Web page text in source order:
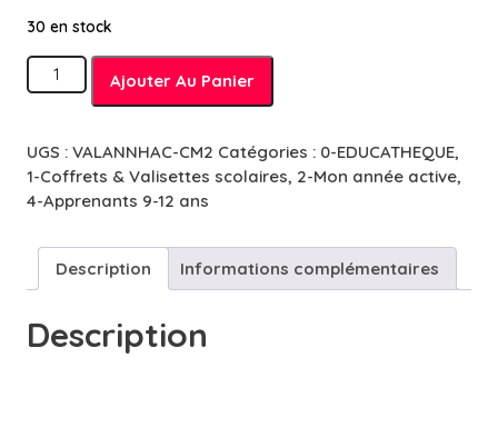
30 en stock
quantité
de
&
OKids
Active
Ajouter Au Panier
UGS : VALANNHAC-CM2 Catégories : 0-EDUCATHEQUE,
1-Coffrets & Valisettes scolaires, 2-Mon année active,
4-Apprenants 9-12 ans
Description Informations complémentaires
Description